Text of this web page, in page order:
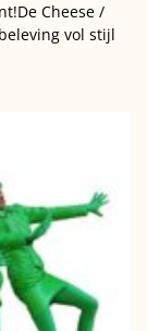
Cheese /
vol stijl